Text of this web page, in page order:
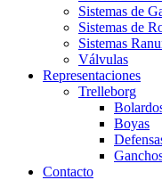
Sistemas de
Sistemas de
Sistemas
Válvulas
Representaciones
Trelleborg
Boyas
Contacto